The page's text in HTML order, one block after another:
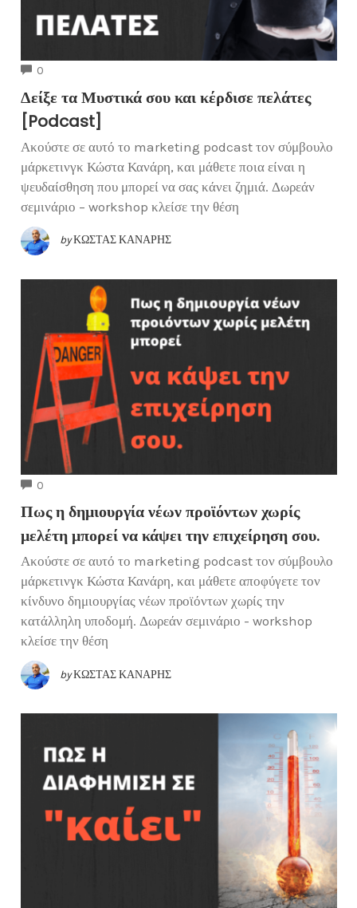
0
Δείξε τα Μυστικά σου και κέρδισε πελάτες
[Podcast]
Ακούστε σε αυτό το marketing podcast τον σύμβουλο
μάρκετινγκ Κώστα Κανάρη, και μάθετε ποια είναι η
ψευδαίσθηση που μπορεί να σας κάνει ζημιά. Δωρεάν
σεμινάριο – workshop κλείσε την θέση
by ΚΏΣΤΑΣ ΚΑΝΆΡΗΣ
0
Πως η δημιουργία νέων προϊόντων χωρίς
μελέτη μπορεί να κάψει την επιχείρηση σου.
Ακούστε σε αυτό το marketing podcast τον σύμβουλο
μάρκετινγκ Κώστα Κανάρη, και μάθετε αποφύγετε τον
κίνδυνο δημιουργίας νέων προϊόντων χωρίς την
κατάλληλη υποδομή. Δωρεάν σεμινάριο - workshop
κλείσε την θέση
by ΚΏΣΤΑΣ ΚΑΝΆΡΗΣ